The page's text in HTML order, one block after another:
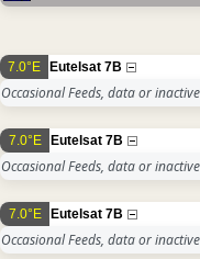
7.0°E Eutelsat 7B
Occasional Feeds, data or
7.0°E Eutelsat 7B
Occasional Feeds, data or
7.0°E Eutelsat 7B
Occasional Feeds, data or